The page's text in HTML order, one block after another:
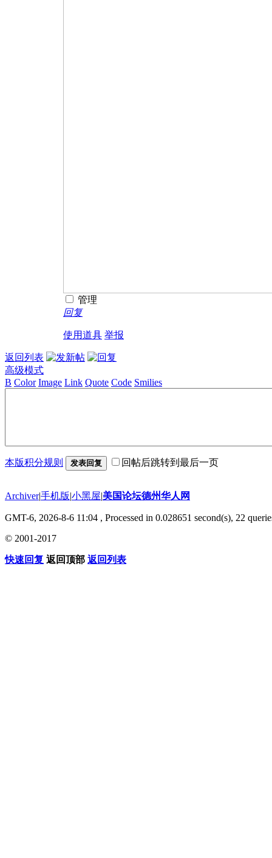
管理
回复
使用道具 举报
返回列表
高级模式
B Color Image Link Quote Code Smilies
本版积分规则 发表回复 回帖后跳转到最后一页
Archiver|手机版|小黑屋|美国论坛德州华人网
GMT-6, 2026-8-6 11:04 , Processed in 0.028651 second(s), 22
© 2001-2017
快速回复 返回顶部 返回列表